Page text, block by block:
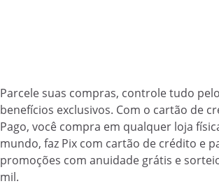
Parcele suas compras, controle tudo
benefícios exclusivos. Com o cartão de
Pago, você compra em qualquer loja
mundo, faz Pix com cartão de crédito e
promoções com anuidade grátis e
mil.